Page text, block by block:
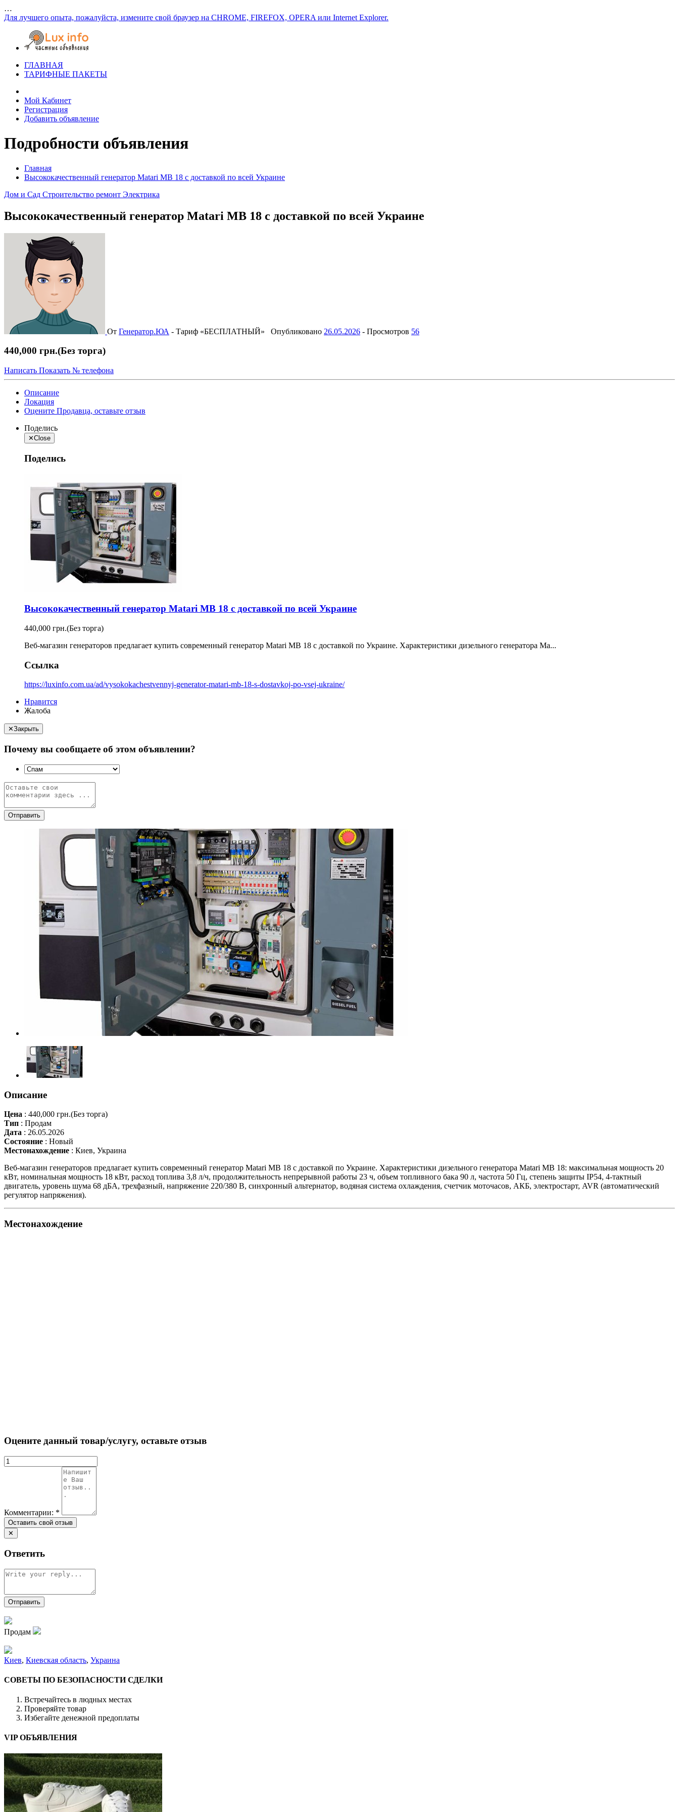
…
Для лучшего опыта, пожалуйста, измените свой браузер на CHROME, FIREFOX, OPERA или Internet Explorer.
ГЛАВНАЯ
ТАРИФНЫЕ ПАКЕТЫ
Мой Кабинет
Регистрация
Добавить объявление
Подробности объявления
Главная
Высококачественный генератор Matari MB 18 с доставкой по всей Украине
Дом и Сад Строительство ремонт Электрика
Высококачественный генератор Matari MB 18 с доставкой по всей Украине
От Генератор.ЮА - Тариф «БЕСПЛАТНЫЙ» Опубликовано 26.05.2026 - Просмотров 56
440,000 грн.(Без торга)
Написать Показать № телефона
Описание
Локация
Оцените Продавца, оставьте отзыв
Поделись
✕Close
Поделись
Высококачественный генератор Matari MB 18 с доставкой по всей Украине
440,000 грн.(Без торга)
Веб-магазин генераторов предлагает купить современный генератор Matari MB 18 с доставкой по Украине. Характеристики дизельного генератора Ma...
Ссылка
https://luxinfo.com.ua/ad/vysokokachestvennyj-generator-matari-mb-18-s-dostavkoj-po-vsej-ukraine/
Нравится
Жалоба
✕Закрыть
Почему вы сообщаете об этом объявлении?
Отправить
Описание
Цена : 440,000 грн.(Без торга)
Тип : Продам
Дата : 26.05.2026
Состояние : Новый
Местонахождение : Киев, Украина
Веб-магазин генераторов предлагает купить современный генератор Matari MB 18 с доставкой по Украине. Характеристики дизельного генератора Matari MB 18: максимальная мощность 20
кВт, номинальная мощность 18 кВт, расход топлива 3,8 л/ч, продолжительность непрерывной работы 23 ч, объем топливного бака 90 л, частота 50 Гц, степень защиты IP54, 4-тактный
двигатель, уровень шума 68 дБА, трехфазный, напряжение 220/380 В, синхронный альтернатор, водяная система охлаждения, счетчик моточасов, АКБ, электростарт, AVR (автоматический
регулятор напряжения).
Местонахождение
Оцените данный товар/услугу, оставьте отзыв
Комментарии: *
✕
Ответить
Продам
Киев, Киевская область, Украина
СОВЕТЫ ПО БЕЗОПАСНОСТИ СДЕЛКИ
Встречайтесь в людных местах
Проверяйте товар
Избегайте денежной предоплаты
VIP ОБЪЯВЛЕНИЯ